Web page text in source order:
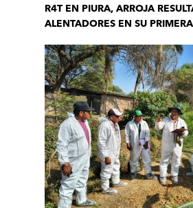
R4T EN PIURA, ARROJA
ALENTADORES EN SU